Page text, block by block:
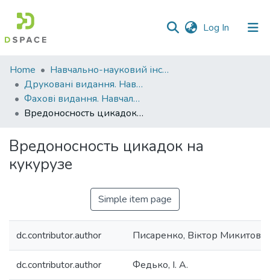
Log In (current)
Communities
&
Collections
All of DSpace
Statistics
Home
Навчально-науковий інститут агротехнологій, селекції та екології
Друковані видання. Навчально-науковий інститут агротехнологій, селекції та екології
Фахові видання. Навчально-науковий інститут агротехнологій, селекції та екології
Вредоносность цикадок на кукурузе
Вредоносность цикадок на
кукурузе
Simple item page
dc.contributor.author Писаренко, Віктор
dc.contributor.author Федько, І. А.